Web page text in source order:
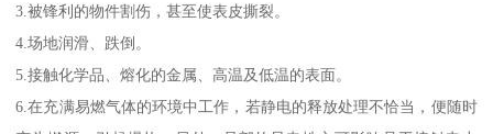
3.被锋利的物件割伤，甚至使表皮撕裂。
4.场地润滑、跌倒。
5.接触化学品、熔化的金属、高温及低温的表面。
6.在充满易燃气体的环境中工作，若静电的释放处理不恰当，便随时